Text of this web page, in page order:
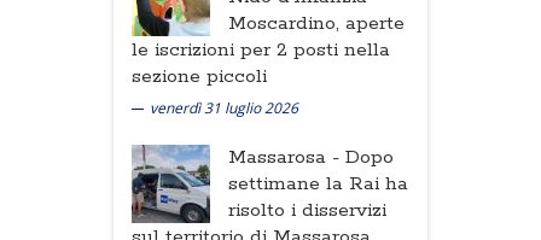
Moscardino, aperte
le iscrizioni per 2 posti nella
sezione piccoli
venerdì 31 luglio 2026
Massarosa - Dopo
settimane la Rai ha
risolto i disservizi